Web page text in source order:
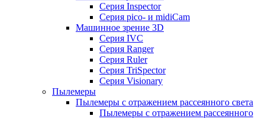
Серия Inspector
Серия pico- и midiCam
Машинное зрение 3D
Серия IVC
Серия Ranger
Серия Ruler
Серия TriSpector
Серия Visionary
Пылемеры
Пылемеры с отражением рассеянного света
Пылемеры с отражением рассеянного